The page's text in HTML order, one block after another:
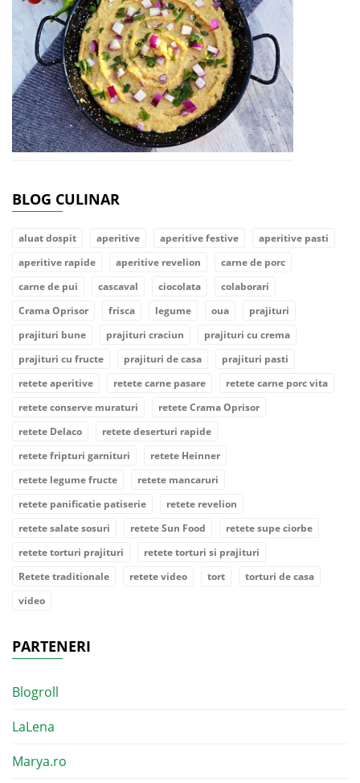
BLOG CULINAR
aluat dospit aperitive aperitive festive
aperitive pasti
aperitive rapide
aperitive revelion
carne de porc
carne de pui
cascaval ciocolata
colaborari
Crama Oprisor
frisca legume oua
prajituri
prajituri bune
prajituri craciun
prajituri cu crema
prajituri cu fructe
prajituri de casa
prajituri pasti
retete aperitive
retete carne pasare
retete carne porc vita
retete conserve muraturi
retete Crama Oprisor
retete Delaco
retete deserturi rapide
retete fripturi garnituri
retete Heinner
retete legume fructe
retete mancaruri
retete panificatie patiserie
retete revelion
retete salate sosuri
retete Sun Food
retete supe ciorbe
retete torturi prajituri
retete torturi si prajituri
Retete traditionale
retete video tort
torturi de casa
video
PARTENERI
Blogroll
LaLena
Marya.ro